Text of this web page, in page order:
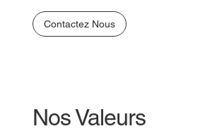
Contactez Nous
Nos Valeurs